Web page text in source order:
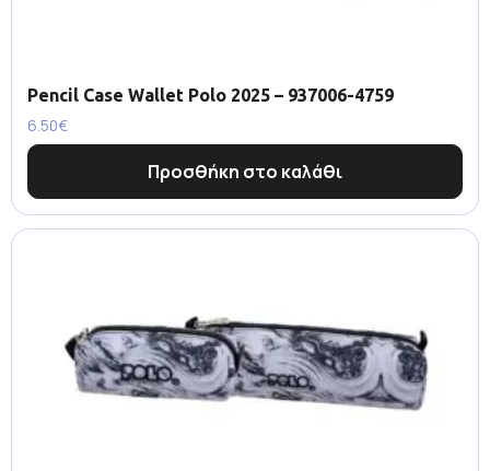
Pencil Case Wallet Polo 2025 – 937006-4759
6.50€
Προσθήκη στο καλάθι